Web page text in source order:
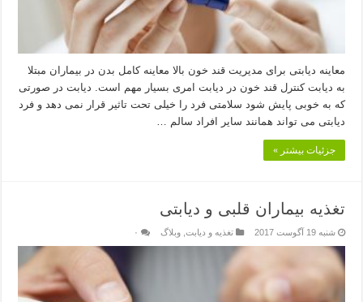
معاینه دیابتی برای مدیریت قند خون بالا معاینه کامل بدن در بیماران مبتلا
به دیابت کنترل قند خون در دیابت امری بسیار مهم است. دیابت در صورتی
که به خوبی پایش شود سلامتی فرد را خیلی تحت تاثیر قرار نمی دهد و فرد
دیابتی می تواند همانند سایر افراد سالم …
جزئیات بیشتر »
تغذیه بیماران قلبی و دیابتی
شنبه 19 آگوست 2017 تغذیه و دیابت ,وبلاگ ۰